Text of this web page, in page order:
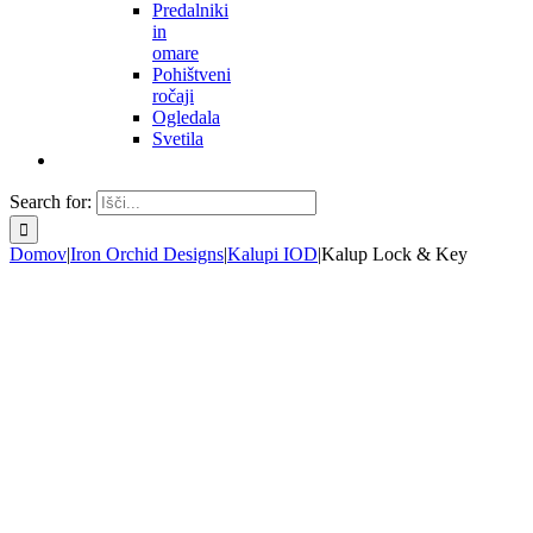
Predalniki
in
omare
Pohištveni
ročaji
Ogledala
Svetila
Search for:
Domov|Iron Orchid Designs|Kalupi IOD|Kalup Lock & Key